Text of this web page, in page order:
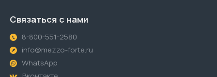
Связаться с нами
8-800-551-2580
info@mezzo-forte.ru
WhatsApp